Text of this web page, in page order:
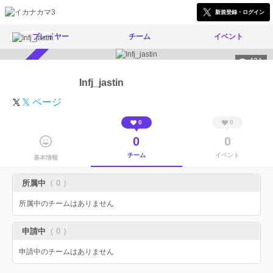
新規登録・ログイン
プレイヤー チーム イベント
434
Infj_jastin
𝕏 ページ
基本情報
0
0
チーム
0
0
イベント
所属中 （ 0 ）
所属中のチームはありません
申請中 （ 0 ）
申請中のチームはありません